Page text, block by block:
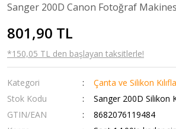
Sanger 200D Canon Fotoğraf
801,90 TL
*150,05 TL den başlayan taksitlerle!
Kategori Çanta ve Silikon
Stok Kodu
Sanger 200D Silikon
GTIN/EAN
8682076119484